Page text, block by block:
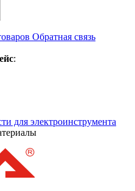
Обратная связь
:
для электроинструмента